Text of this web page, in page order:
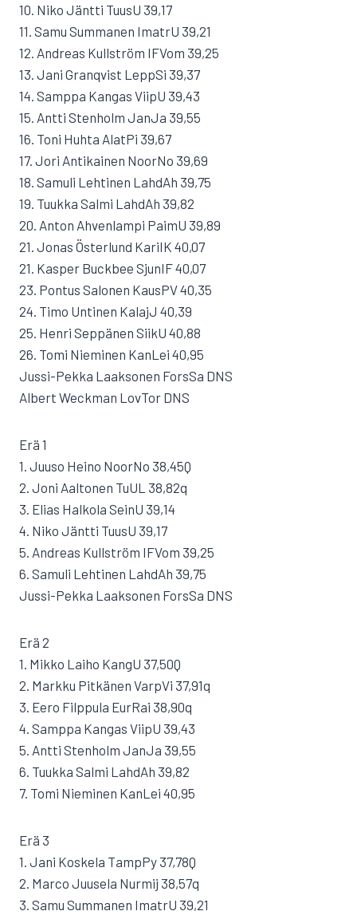
10. Niko Jäntti TuusU 39,17
11. Samu Summanen ImatrU 39,21
12. Andreas Kullström IFVom 39,25
13. Jani Granqvist LeppSi 39,37
14. Samppa Kangas ViipU 39,43
15. Antti Stenholm JanJa 39,55
16. Toni Huhta AlatPi 39,67
17. Jori Antikainen NoorNo 39,69
18. Samuli Lehtinen LahdAh 39,75
19. Tuukka Salmi LahdAh 39,82
20. Anton Ahvenlampi PaimU 39,89
21. Jonas Österlund KariIK 40,07
21. Kasper Buckbee SjunIF 40,07
23. Pontus Salonen KausPV 40,35
24. Timo Untinen KalajJ 40,39
25. Henri Seppänen SiikU 40,88
26. Tomi Nieminen KanLei 40,95
Jussi-Pekka Laaksonen ForsSa DNS
Albert Weckman LovTor DNS
Erä 1
1. Juuso Heino NoorNo 38,45Q
2. Joni Aaltonen TuUL 38,82q
3. Elias Halkola SeinU 39,14
4. Niko Jäntti TuusU 39,17
5. Andreas Kullström IFVom 39,25
6. Samuli Lehtinen LahdAh 39,75
Jussi-Pekka Laaksonen ForsSa DNS
Erä 2
1. Mikko Laiho KangU 37,50Q
2. Markku Pitkänen VarpVi 37,91q
3. Eero Filppula EurRai 38,90q
4. Samppa Kangas ViipU 39,43
5. Antti Stenholm JanJa 39,55
6. Tuukka Salmi LahdAh 39,82
7. Tomi Nieminen KanLei 40,95
Erä 3
1. Jani Koskela TampPy 37,78Q
2. Marco Juusela Nurmij 38,57q
3. Samu Summanen ImatrU 39,21